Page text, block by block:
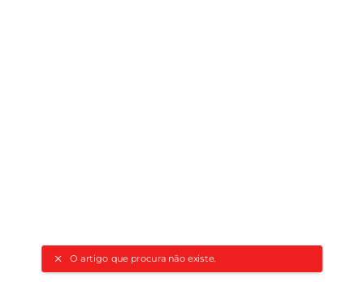
O artigo que procura não existe.